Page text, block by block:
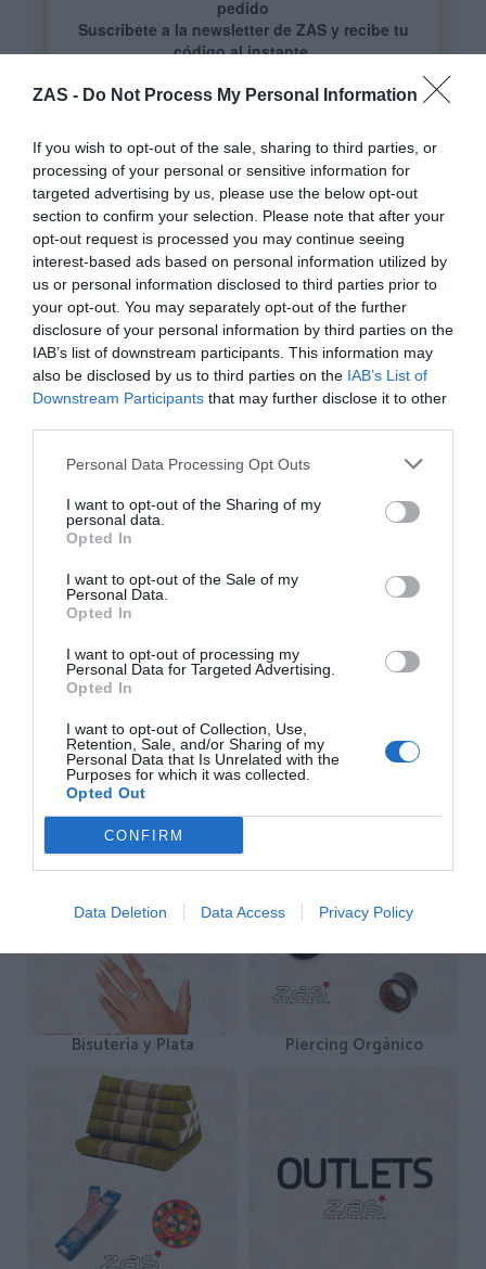
ZAS - Do Not Process My Personal Information
If you wish to opt-out of the sale, sharing to third parties, or
processing of your personal or sensitive information for
targeted advertising by us, please use the below opt-out
section to confirm your selection. Please note that after your
opt-out request is processed you may continue seeing
interest-based ads based on personal information utilized by
us or personal information disclosed to third parties prior to
your opt-out. You may separately opt-out of the further
disclosure of your personal information by third parties on the
IAB’s list of downstream participants. This information may
also be disclosed by us to third parties on the IAB’s List of
Downstream Participants that may further disclose it to other
Personal Data Processing Opt Outs
I want to opt-out of the Sharing of my
personal data.
Opted In
I want to opt-out of the Sale of my
Personal Data.
Opted In
I want to opt-out of processing my
Personal Data for Targeted Advertising.
Opted In
I want to opt-out of Collection, Use,
Retention, Sale, and/or Sharing of my
Personal Data that Is Unrelated with the
Purposes for which it was collected.
Opted Out
CONFIRM
Data Deletion Data Access Privacy Policy
Colecciones
Sandalias y Zuecos
Bisutería y Plata Piercing Orgánico